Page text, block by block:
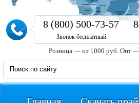
8 (800) 500-73-57
Звонок бесплатный
Розница — от 1000 руб. Опт —